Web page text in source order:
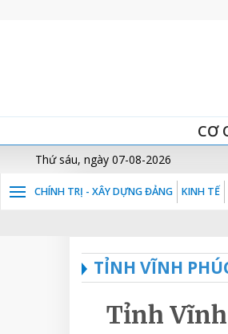
CƠ
Thứ sáu, ngày 07-08-2026
CHÍNH TRỊ - XÂY DỰNG ĐẢNG KINH TẾ
TỈNH VĨNH
Tỉnh